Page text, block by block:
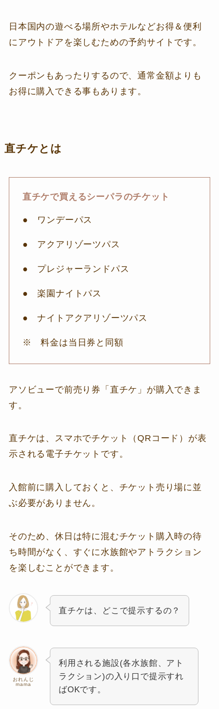
日本国内の遊べる場所やホテルなどお得＆便利
にアウトドアを楽しむための予約サイトです。
クーポンもあったりするので、通常金額よりも
お得に購入できる事もあります。
直チケとは
直チケで買えるシーパラのチケット
● ワンデーパス
● アクアリゾーツパス
● プレジャーランドパス
● 楽園ナイトパス
● ナイトアクアリゾーツパス
※ 料金は当日券と同額
アソビューで前売り券「直チケ」が購入できま
す。
直チケは、スマホでチケット（QRコード）が表
示される電子チケットです。
入館前に購入しておくと、チケット売り場に並
ぶ必要がありません。
そのため、休日は特に混むチケット購入時の待
ち時間がなく、すぐに水族館やアトラクション
を楽しむことができます。
直チケは、どこで提示するの？
おれんじ
mama
利用される施設(各水族館、アト
ラクション)の入り口で提示すれ
ばOKです。